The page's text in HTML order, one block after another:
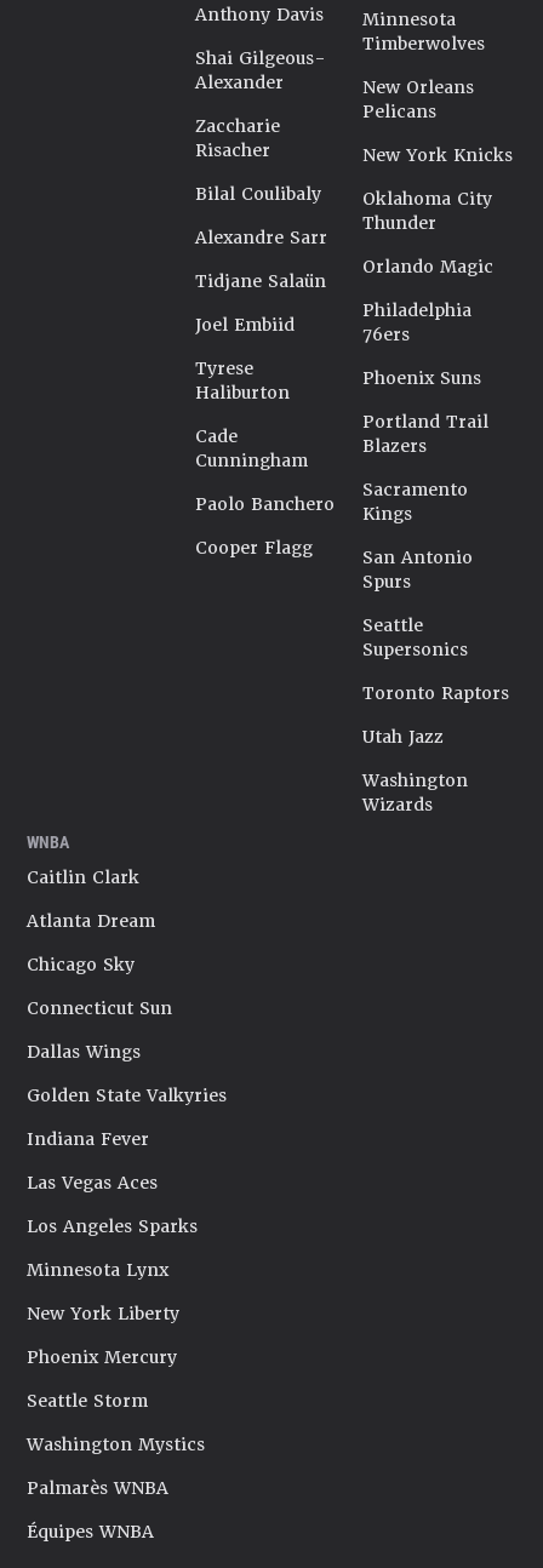
Anthony Davis
Shai Gilgeous-
Alexander
Zaccharie
Risacher
Bilal Coulibaly
Alexandre Sarr
Tidjane Salaün
Joel Embiid
Tyrese
Haliburton
Cade
Cunningham
Paolo Banchero
Cooper Flagg
Minnesota
Timberwolves
New Orleans
Pelicans
New York Knicks
Oklahoma City
Thunder
Orlando Magic
Philadelphia
76ers
Phoenix Suns
Portland Trail
Blazers
Sacramento
Kings
San Antonio
Spurs
Seattle
Supersonics
Toronto Raptors
Utah Jazz
Washington
Wizards
WNBA
Caitlin Clark
Atlanta Dream
Chicago Sky
Connecticut Sun
Dallas Wings
Golden State Valkyries
Indiana Fever
Las Vegas Aces
Los Angeles Sparks
Minnesota Lynx
New York Liberty
Phoenix Mercury
Seattle Storm
Washington Mystics
Palmarès WNBA
Équipes WNBA